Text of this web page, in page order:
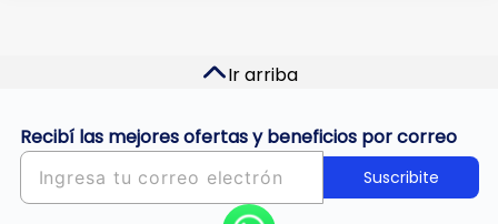
Ir arriba
Recibí las mejores ofertas y beneficios por correo
Suscribite